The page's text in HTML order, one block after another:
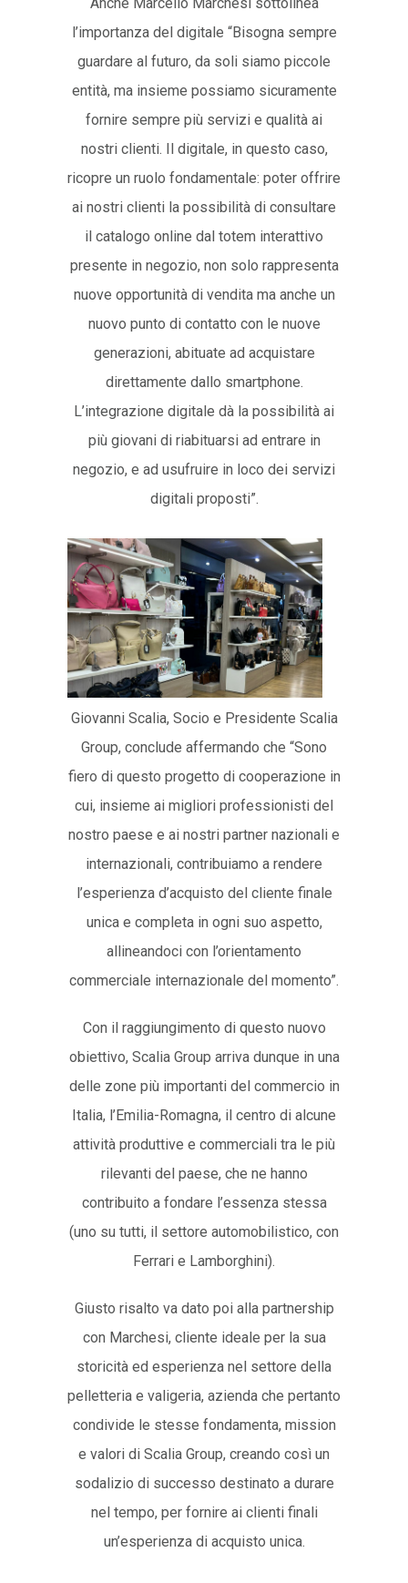
l’importanza del digitale “Bisogna sempre
guardare al futuro, da soli siamo piccole
entità, ma insieme possiamo sicuramente
fornire sempre più servizi e qualità ai
nostri clienti. Il digitale, in questo caso,
ricopre un ruolo fondamentale: poter offrire
ai nostri clienti la possibilità di consultare
il catalogo online dal totem interattivo
presente in negozio, non solo rappresenta
nuove opportunità di vendita ma anche un
nuovo punto di contatto con le nuove
generazioni, abituate ad acquistare
direttamente dallo smartphone.
L’integrazione digitale dà la possibilità ai
più giovani di riabituarsi ad entrare in
negozio, e ad usufruire in loco dei servizi
digitali proposti”.
Giovanni Scalia, Socio e Presidente Scalia
Group, conclude affermando che “Sono
fiero di questo progetto di cooperazione in
cui, insieme ai migliori professionisti del
nostro paese e ai nostri partner nazionali e
internazionali, contribuiamo a rendere
l’esperienza d’acquisto del cliente finale
unica e completa in ogni suo aspetto,
allineandoci con l’orientamento
commerciale internazionale del momento”.
Con il raggiungimento di questo nuovo
obiettivo, Scalia Group arriva dunque in una
delle zone più importanti del commercio in
Italia, l’Emilia-Romagna, il centro di alcune
attività produttive e commerciali tra le più
rilevanti del paese, che ne hanno
contribuito a fondare l’essenza stessa
(uno su tutti, il settore automobilistico, con
Ferrari e Lamborghini).
Giusto risalto va dato poi alla partnership
con Marchesi, cliente ideale per la sua
storicità ed esperienza nel settore della
pelletteria e valigeria, azienda che pertanto
condivide le stesse fondamenta, mission
e valori di Scalia Group, creando così un
sodalizio di successo destinato a durare
nel tempo, per fornire ai clienti finali
un’esperienza di acquisto unica.